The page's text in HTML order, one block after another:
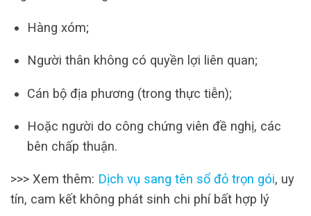
Hàng xóm;
Người thân không có quyền lợi liên quan;
Cán bộ địa phương (trong thực tiễn);
Hoặc người do công chứng viên đề nghị, các
bên chấp thuận.
>>> Xem thêm: Dịch vụ sang tên sổ đỏ trọn gói, uy
tín, cam kết không phát sinh chi phí bất hợp lý